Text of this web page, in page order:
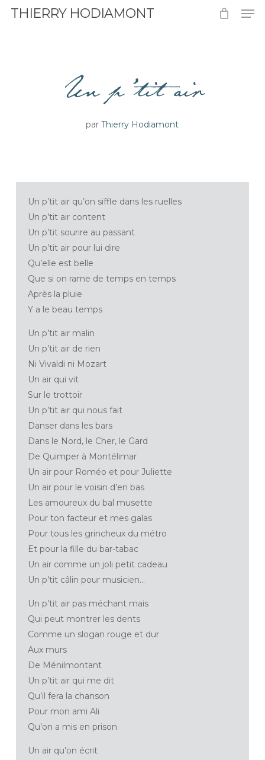
SkipTHIERRY HODIAMONT
Un p’tit air
parThierry Hodiamont
Un p’tit air qu’on siffle dans les ruelles
Un p’tit air content
Un p’tit sourire au passant
Un p’tit air pour lui dire
Qu’elle est belle
Que si on rame de temps en temps
Après la pluie
Y a le beau temps
Un p’tit air malin
Un p’tit air de rien
Ni Vivaldi ni Mozart
Un air qui vit
Sur le trottoir
Un p’tit air qui nous fait
Danser dans les bars
Dans le Nord, le Cher, le Gard
De Quimper à Montélimar
Un air pour Roméo et pour Juliette
Un air pour le voisin d’en bas
Les amoureux du bal musette
Pour ton facteur et mes galas
Pour tous les grincheux du métro
Et pour la fille du bar-tabac
Un air comme un joli petit cadeau
Un p’tit câlin pour musicien…
Un p’tit air pas méchant mais
Qui peut montrer les dents
Comme un slogan rouge et dur
Aux murs
De Ménilmontant
Un p’tit air qui me dit
Qu’il fera la chanson
Pour mon ami Ali
Qu’on a mis en prison
Un air qu’on écrit